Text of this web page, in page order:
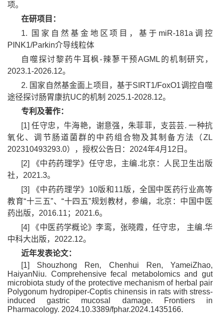
项。
在研项目：
1. 国家自然基金地区项目，基于miR-181a调控
PINK1/Parkin介导线粒体
自噬探讨黎药牛耳枫-辣蓼干预AGML的机制研究，
2023.1-2026.12。
2. 国家自然基金面上项目，基于SIRT1/FoxO1调控自噬
途径探讨肠胃康抗UC的机制 2025.1-2028.12。
专利及著作：
[1] 任守忠，牛海艳，谢意强，朱菲菲，支芸芸. 一种抗
氧化、调节肠道菌群的中药组合物及其制备方法（ZL
202310493293.0），授权公告日：2024年4月12日。
[2] 《中药药理学》任守忠，主编.北京：人民卫生出版
社，2021.3。
[3] 《中药药理学》10版和11版，全国中医药行业高等
教育“十三五”、“十四五”规划教材，参编，北京：中国中医
药出版，2016.11；2021.6。
[4] 《中医药学概论》李鸾，张晓霞，任守忠， 主编.华
中科大出版，2022.12。
近年发表论文：
[1] Shouzhong Ren, Chenhui Ren, YameiZhao,
HaiyanNiu. Comprehensive fecal metabolomics and gut
microbiota study of the protective mechanism of herbal pair
Polygonum hydropiper-Coptis chinensis in rats with stress-
induced gastric mucosal damage. Frontiers in
Pharmacology. 2024.10.3389/fphar.2024.1435166.